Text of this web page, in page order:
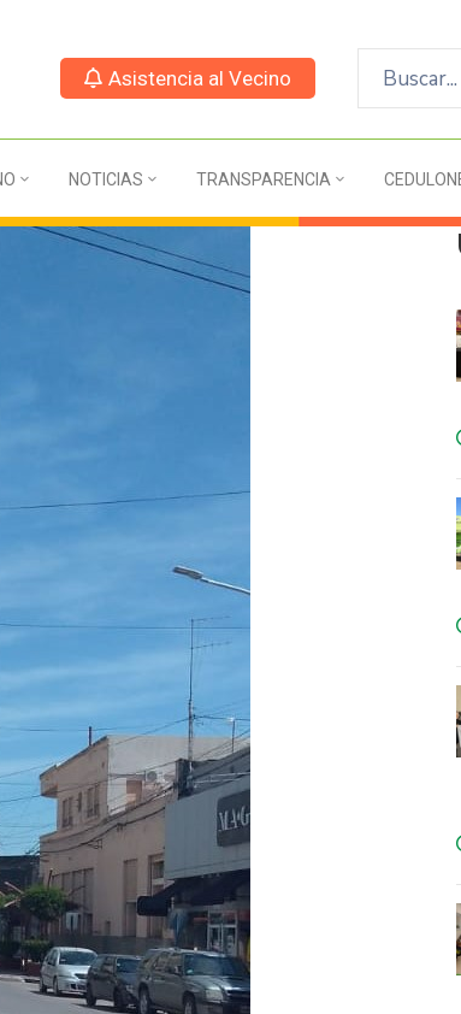
Asistencia al Vecino
NOTICIAS TRANSPARENCIA